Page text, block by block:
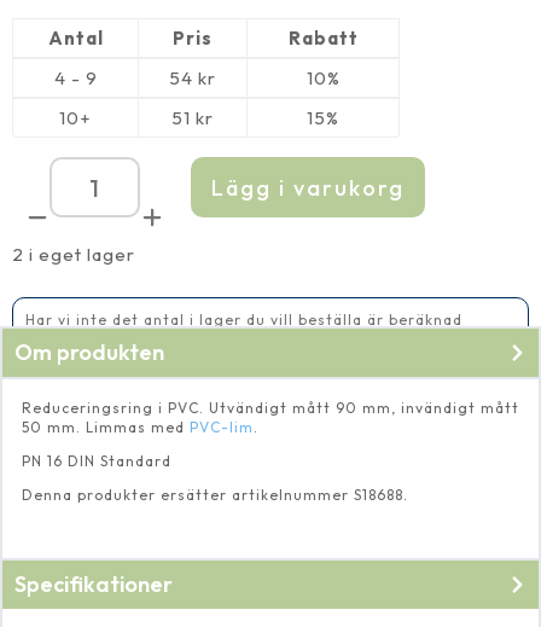
Antal Pris
Rabatt
4 - 9
54 kr
10%
10+
51 kr 15%
2 i eget lager
Reduceringsring
90-
mm
mängd
Lägg i varukorg
Har vi inte det antal i lager du vill beställa är beräknad
Om produkten
Reduceringsring i PVC. Utvändigt mått 90 mm, invändigt mått
50 mm. Limmas med PVC-lim .
PN 16 DIN Standard
Denna produkter ersätter artikelnummer S18688.
Specifikationer